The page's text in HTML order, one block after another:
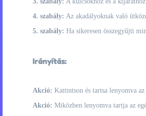
4. szabály: Az akadályoknak való
5. szabály: Ha sikeresen összegyűjti
Irányítás:
Akció: Kattintson és tartsa lenyomva
Akció: Miközben lenyomva tartja az